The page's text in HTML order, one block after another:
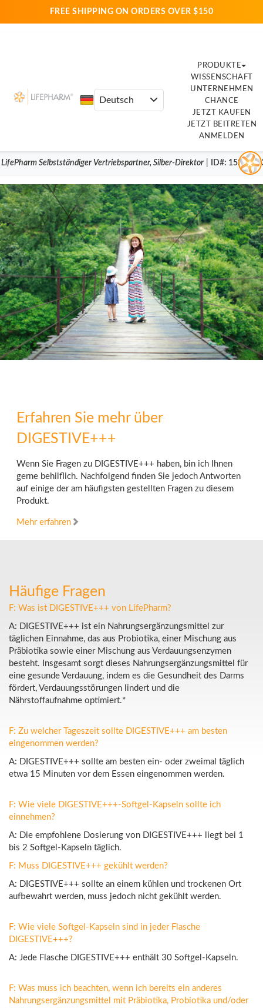
FREE SHIPPING ON ORDERS OVER $150
PRODUKTE
WISSENSCHAFT
UNTERNEHMEN
CHANCE
JETZT KAUFEN
JETZT BEITRETEN
ANMELDEN
LifePharmSelbstständiger Vertriebspartner,Silber-Direktor ID#:
Erfahren Sie mehr über
DIGESTIVE+++
Wenn Sie Fragen zu DIGESTIVE+++ haben, bin ich Ihnen
gerne behilflich. Nachfolgend finden Sie jedoch Antworten
auf einige der am häufigsten gestellten Fragen zu diesem
Produkt.
Mehr erfahren
Häufige Fragen
F: Was ist DIGESTIVE+++ von LifePharm?
A: DIGESTIVE+++ ist ein Nahrungsergänzungsmittel zur
täglichen Einnahme, das aus Probiotika, einer Mischung aus
Präbiotika sowie einer Mischung aus Verdauungsenzymen
besteht. Insgesamt sorgt dieses Nahrungsergänzungsmittel für
eine gesunde Verdauung, indem es die Gesundheit des Darms
fördert, Verdauungsstörungen lindert und die
Nährstoffaufnahme optimiert.*
F: Zu welcher Tageszeit sollte DIGESTIVE+++ am besten
eingenommen werden?
A: DIGESTIVE+++ sollte am besten ein- oder zweimal täglich
etwa 15 Minuten vor dem Essen eingenommen werden.
F: Wie viele DIGESTIVE+++-Softgel-Kapseln sollte ich
einnehmen?
A: Die empfohlene Dosierung von DIGESTIVE+++ liegt bei 1
bis 2 Softgel-Kapseln täglich.
F: Muss DIGESTIVE+++ gekühlt werden?
A: DIGESTIVE+++ sollte an einem kühlen und trockenen Ort
aufbewahrt werden, muss jedoch nicht gekühlt werden.
F: Wie viele Softgel-Kapseln sind in jeder Flasche
DIGESTIVE+++?
A: Jede Flasche DIGESTIVE+++ enthält 30 Softgel-Kapseln.
F: Was muss ich beachten, wenn ich bereits ein anderes
Nahrungsergänzungsmittel mit Präbiotika, Probiotika und/oder